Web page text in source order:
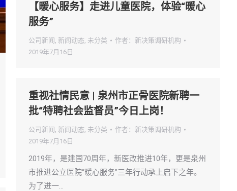
【暖心服务】走进儿童医院，体验“暖心
服务”
公司新闻 , 新闻动态, 未分类 作者： 新决策调研机构
2019年7月16日
重视社情民意 | 泉州市正骨医院新聘一
批“特聘社会监督员”今日上岗！
公司新闻 , 新闻动态, 未分类 作者： 新决策调研机构
2019年7月16日
2019年，是建国70周年，新医改推进10年，更是泉州
市推进公立医院“暖心服务”三年行动承上启下之年。
为了进一…